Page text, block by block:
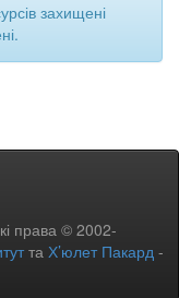
захищені
права © 2002-
та Х’юлет Пакард -